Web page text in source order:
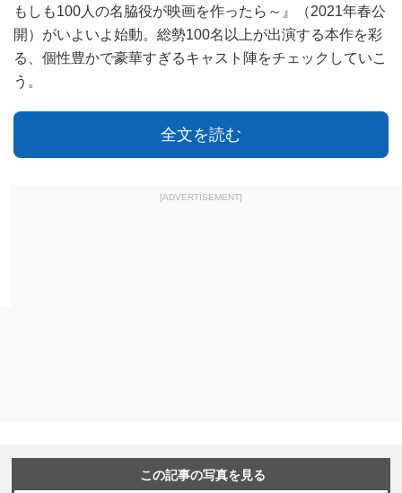
もしも100人の名脇役が映画を作ったら～』（2021年春公
開）がいよいよ始動。総勢100名以上が出演する本作を彩
る、個性豊かで豪華すぎるキャスト陣をチェックしていこ
う。
全文を読む
[ADVERTISEMENT]
この記事の写真を見る